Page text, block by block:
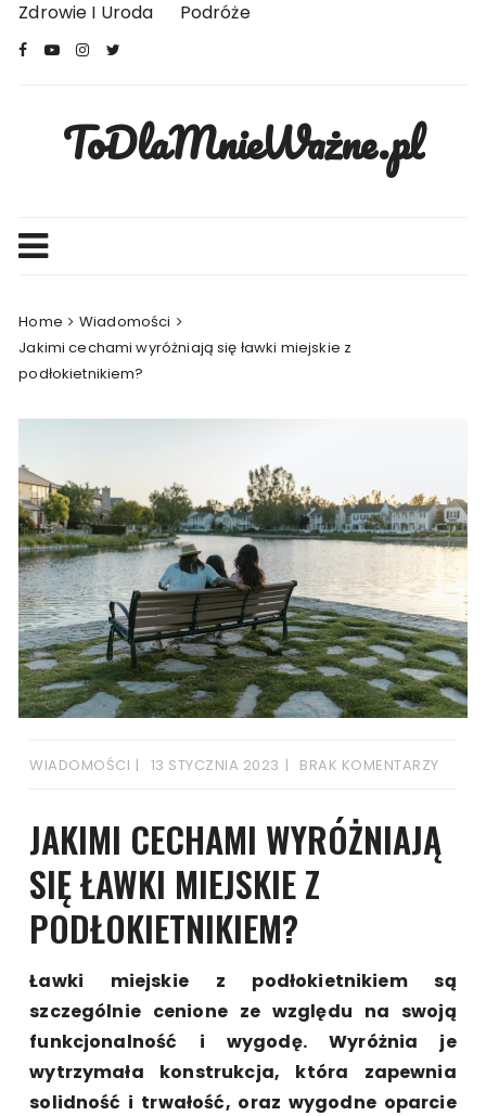
Skip
content
Zdrowie I Uroda Podróże
ToDlaMnieWażne.pl
Home
Wiadomości
Jakimi cechami wyróżniają się ławki miejskie z
podłokietnikiem?
WIADOMOŚCI 13 STYCZNIA 2023 BRAK KOMENTARZY
JAKIMI CECHAMI WYRÓŻNIAJĄ
SIĘ ŁAWKI MIEJSKIE Z
PODŁOKIETNIKIEM?
Ławki miejskie z podłokietnikiem są
szczególnie cenione ze względu na swoją
funkcjonalność i wygodę. Wyróżnia je
wytrzymała konstrukcja, która zapewnia
solidność i trwałość, oraz wygodne oparcie